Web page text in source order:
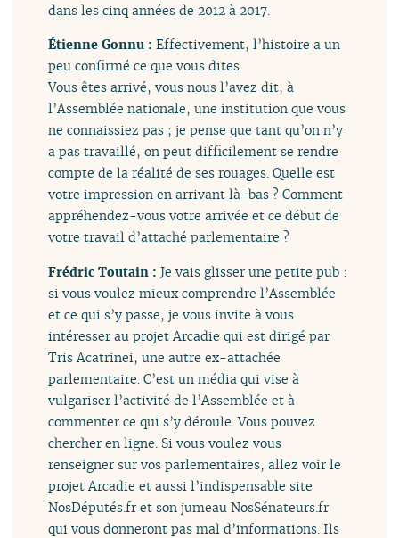
dans les cinq années de 2012 à 2017.
Étienne Gonnu :Effectivement, l’histoire a un
peu confirmé ce que vous dites.
Vous êtes arrivé, vous nous l’avez dit, à
l’Assemblée nationale, une institution que vous
ne connaissiez pas ; je pense que tant qu’on n’y
a pas travaillé, on peut difficilement se rendre
compte de la réalité de ses rouages. Quelle est
votre impression en arrivant là-bas ? Comment
appréhendez-vous votre arrivée et ce début de
votre travail d’attaché parlementaire ?
Frédric Toutain :Je vais glisser une petite pub :
si vous voulez mieux comprendre l’Assemblée
et ce qui s’y passe, je vous invite à vous
intéresser au projet Arcadie qui est dirigé par
Tris Acatrinei, une autre ex-attachée
parlementaire. C’est un média qui vise à
vulgariser l’activité de l’Assemblée et à
commenter ce qui s’y déroule. Vous pouvez
chercher en ligne. Si vous voulez vous
renseigner sur vos parlementaires, allez voir le
projet Arcadie et aussi l’indispensable site
NosDéputés.fr et son jumeau NosSénateurs.fr
qui vous donneront pas mal d’informations. Ils